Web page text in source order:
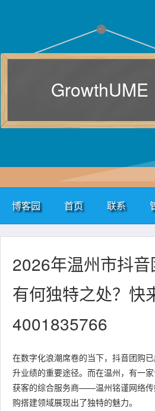
GrowthUME
博客园 首页 联系
2026年温州市抖
有何独特之处？快
4001835766
在数字化浪潮席卷的当下，抖音团购
升业绩的重要途径。而在温州，有一
获客的综合服务商——温州铭谨网络传
购搭建领域展现出了独特的魅力。